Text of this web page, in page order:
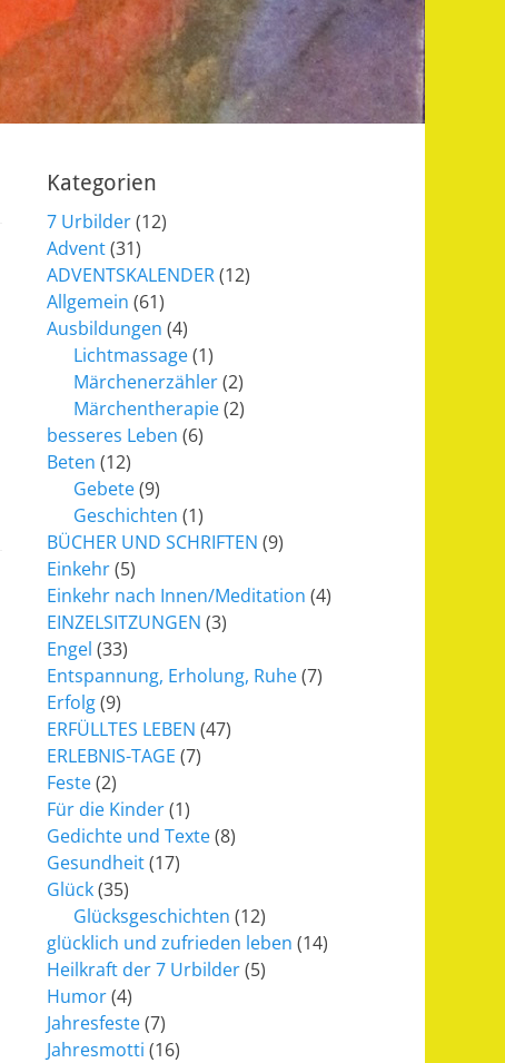
Kategorien
7 Urbilder(12)
Advent(31)
ADVENTSKALENDER(12)
Allgemein (61)
Ausbildungen (4)
Lichtmassage(1)
Märchenerzähler(2)
Märchentherapie(2)
besseres Leben (6)
Beten (12)
Gebete(9)
Geschichten (1)
BÜCHER UND SCHRIFTEN (9)
Einkehr(5)
Einkehr nach Innen/Meditation (4)
EINZELSITZUNGEN (3)
Engel (33)
Entspannung, Erholung, Ruhe(7)
Erfolg(9)
ERFÜLLTES LEBEN (47)
ERLEBNIS-TAGE (7)
Feste(2)
Für die Kinder(1)
Gedichte und Texte(8)
Gesundheit(17)
Glück(35)
Glücksgeschichten (12)
glücklich und zufrieden leben (14)
Heilkraft der 7 Urbilder(5)
Humor(4)
Jahresfeste(7)
Jahresmotti (16)